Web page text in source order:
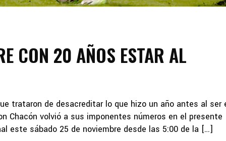
CON 20 AÑOS ESTAR AL
trataron de desacreditar lo que hizo un año antes al ser
Chacón volvió a sus imponentes números en el presente
este sábado 25 de noviembre desde las 5:00 de la […]